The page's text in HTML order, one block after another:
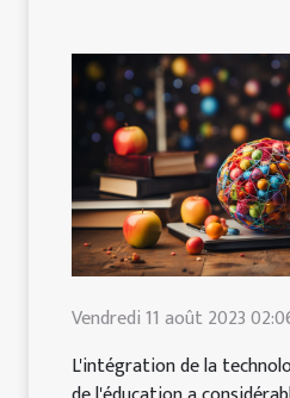
Vendredi 11 août 2023
L'intégration de la